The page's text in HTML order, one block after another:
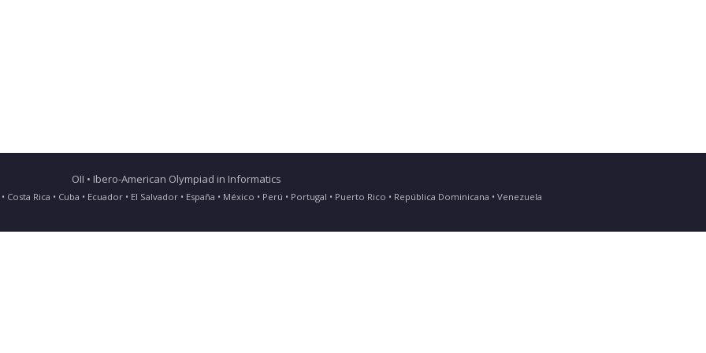
OII • Ibero-American Olympiad in Informatics
Rica • Cuba • Ecuador • El Salvador • España • México • Perú • Portugal • Puerto Rico • República Dominicana • Venezuela